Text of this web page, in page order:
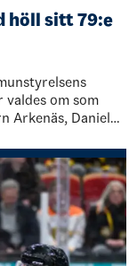
höll sitt 79:e
om som
Arkenäs, Daniel